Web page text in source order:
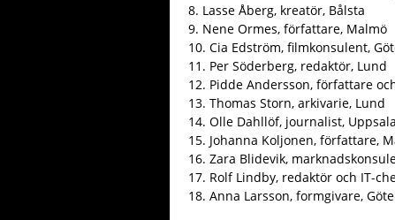
8. Lasse Åberg, kreatör, Bålsta
9. Nene Ormes, författare, Malmö
10. Cia Edström, filmkonsulent,
11. Per Söderberg, redaktör, Lund
12. Pidde Andersson, författare
13. Thomas Storn, arkivarie, Lund
14. Olle Dahllöf, journalist, Uppsala
15. Johanna Koljonen, författare,
16. Zara Blidevik,
17. Rolf Lindby, redaktör och IT-
18. Anna Larsson, formgivare,